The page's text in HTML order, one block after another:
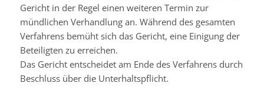
Gericht in der Regel einen weiteren Termin zur
mündlichen Verhandlung an. Während des gesamten
Verfahrens bemüht sich das Gericht, eine Einigung der
Beteiligten zu erreichen.
Das Gericht entscheidet am Ende des Verfahrens durch
Beschluss über die Unterhaltspflicht.